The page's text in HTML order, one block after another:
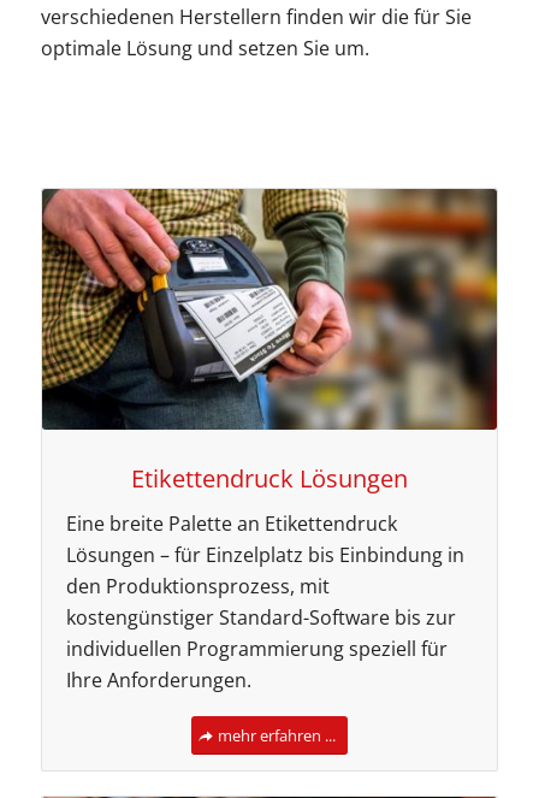
verschiedenen Herstellern finden wir die für Sie
optimale Lösung und setzen Sie um.
Etikettendruck Lösungen
Eine breite Palette an Etikettendruck
Lösungen – für Einzelplatz bis Einbindung in
den Produktionsprozess, mit
kostengünstiger Standard-Software bis zur
individuellen Programmierung speziell für
Ihre Anforderungen.
mehr erfahren ...